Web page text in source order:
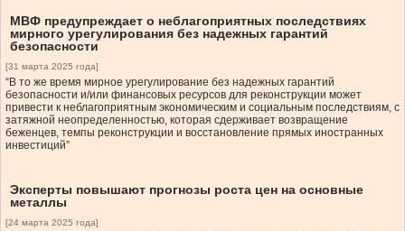
МВФ предупреждает о неблагоприятных последствиях
мирного урегулирования без надежных гарантий
безопасности
[31 марта 2025 года]
“В то же время мирное урегулирование без надежных гарантий
безопасности и/или финансовых ресурсов для реконструкции может
привести к неблагоприятным экономическим и социальным последствиям, с
затяжной неопределенностью, которая сдерживает возвращение
беженцев, темпы реконструкции и восстановление прямых иностранных
инвестиций”
Эксперты повышают прогнозы роста цен на основные
металлы
[24 марта 2025 года]